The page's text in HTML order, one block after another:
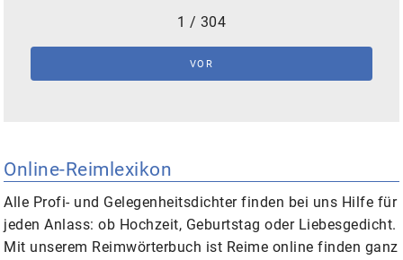
1 / 304
Online-Reimlexikon
Alle Profi- und Gelegenheitsdichter finden bei uns Hilfe für
jeden Anlass: ob Hochzeit, Geburtstag oder Liebesgedicht.
Mit unserem Reimwörterbuch ist Reime online finden ganz